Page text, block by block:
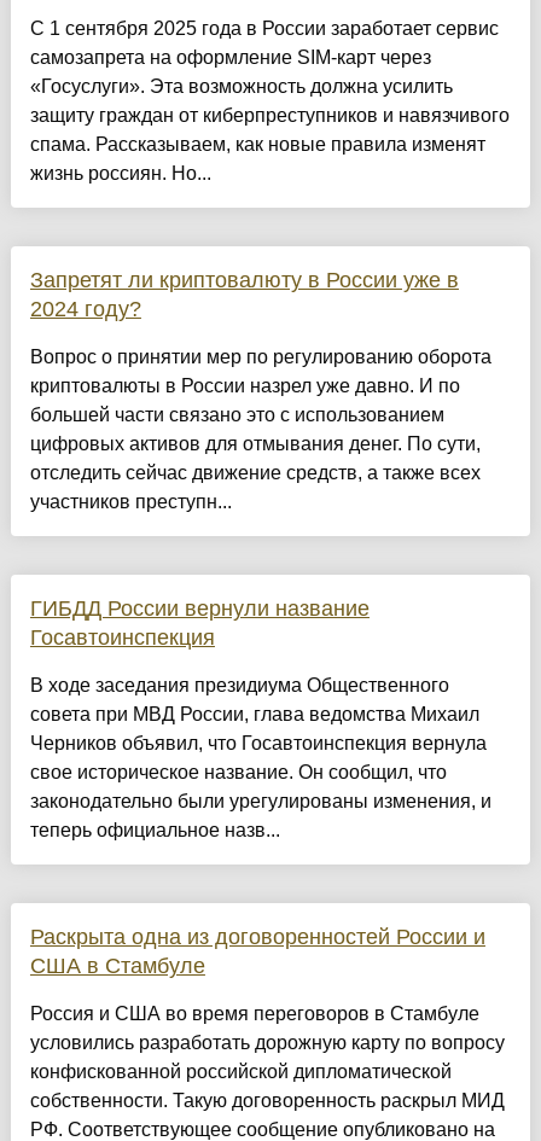
С 1 сентября 2025 года в России заработает сервис
самозапрета на оформление SIM-карт через
«Госуслуги». Эта возможность должна усилить
защиту граждан от киберпреступников и навязчивого
спама. Рассказываем, как новые правила изменят
жизнь россиян. Но...
Запретят ли криптовалюту в России уже в
2024 году?
Вопрос о принятии мер по регулированию оборота
криптовалюты в России назрел уже давно. И по
большей части связано это с использованием
цифровых активов для отмывания денег. По сути,
отследить сейчас движение средств, а также всех
участников преступн...
ГИБДД России вернули название
Госавтоинспекция
В ходе заседания президиума Общественного
совета при МВД России, глава ведомства Михаил
Черников объявил, что Госавтоинспекция вернула
свое историческое название. Он сообщил, что
законодательно были урегулированы изменения, и
теперь официальное назв...
Раскрыта одна из договоренностей России и
США в Стамбуле
Россия и США во время переговоров в Стамбуле
условились разработать дорожную карту по вопросу
конфискованной российской дипломатической
собственности. Такую договоренность раскрыл МИД
РФ. Соответствующее сообщение опубликовано на